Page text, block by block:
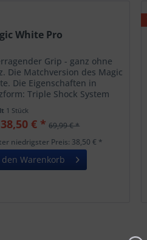
White Pro
Grip - ganz ohne
Die Matchversion des Magic
Die Eigenschaften in
Triple Shock System
und herausragenden
auch bei geringem
Noch stärkeres 1,5
1 Stück
€ * 69,99 € *
niedrigster Preis: 38,50 € *
den Warenkorb